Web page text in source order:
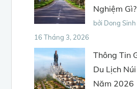
Nghiệm Gì?
bởi Dong Sinh
16 Tháng 3, 2026
Thông Tin
Du Lịch
Năm 2026